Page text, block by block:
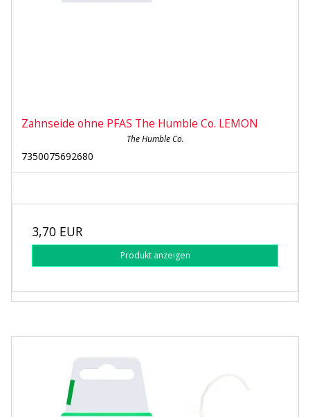
Zahnseide ohne PFAS The Humble Co. LEMON
The Humble Co.
7350075692680
3,70 EUR
Produkt anzeigen